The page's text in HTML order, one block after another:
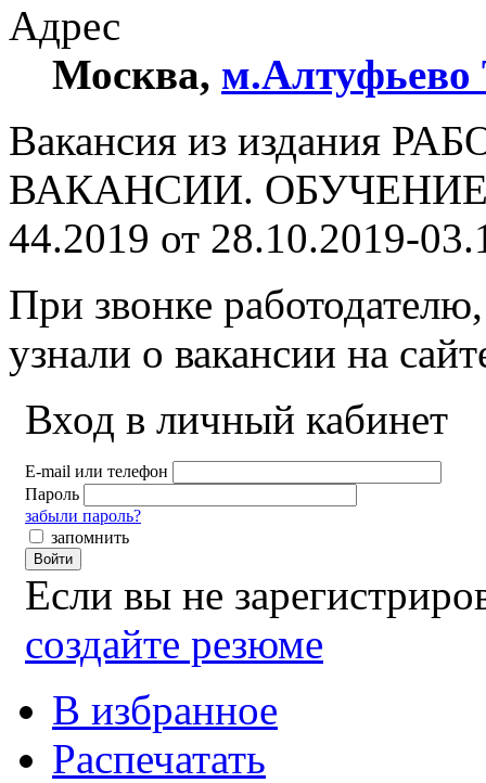
Адрес
Москва,
Вакансия из издания
ВАКАНСИИ.
44.2019 от 28.10.2019-
При звонке
узнали о вакансии на
Вход в личный кабинет
E-mail или телефон
Пароль
забыли пароль?
запомнить
Войти
Если вы не
создайте резюме
В избранное
Распечатать